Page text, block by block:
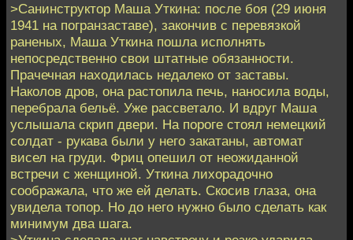
>Санинструктор Маша Уткина: после боя (29 июня
1941 на погранзаставе), закончив с перевязкой
раненых, Маша Уткина пошла исполнять
непосредственно свои штатные обязанности.
Прачечная находилась недалеко от заставы.
Наколов дров, она растопила печь, наносила воды,
перебрала бельё. Уже рассветало. И вдруг Маша
услышала скрип двери. На пороге стоял немецкий
солдат - рукава были у него закатаны, автомат
висел на груди. Фриц опешил от неожиданной
встречи с женщиной. Уткина лихорадочно
соображала, что же ей делать. Скосив глаза, она
увидела топор. Но до него нужно было сделать как
минимум два шага.